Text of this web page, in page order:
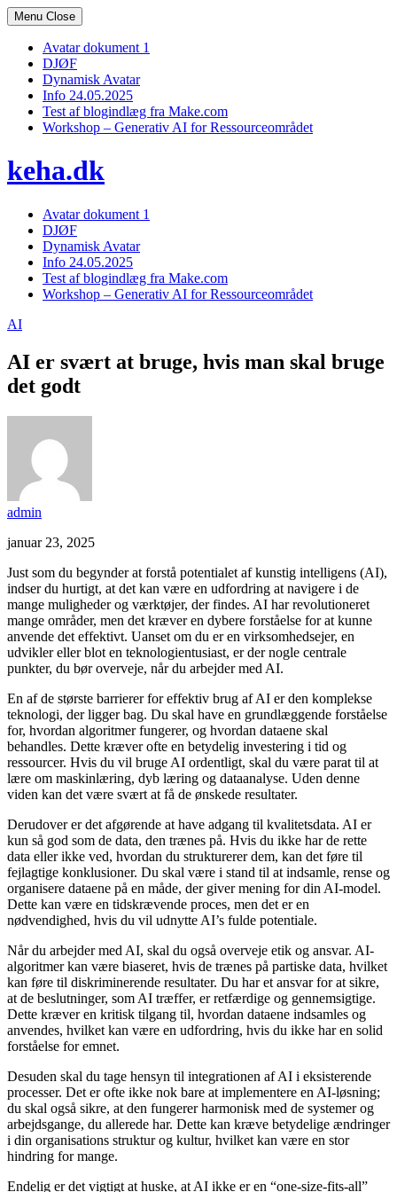
Skip
to
content
Menu Close
Avatar dokument 1
DJØF
Dynamisk Avatar
Info 24.05.2025
Test af blogindlæg fra Make.com
Workshop – Generativ AI for Ressourceområdet
keha.dk
Avatar dokument 1
DJØF
Dynamisk Avatar
Info 24.05.2025
Test af blogindlæg fra Make.com
Workshop – Generativ AI for Ressourceområdet
AI
AI er svært at bruge, hvis man skal bruge
det godt
admin
januar 23, 2025
Just som du begynder at forstå potentialet af kunstig intelligens (AI),
indser du hurtigt, at det kan være en udfordring at navigere i de
mange muligheder og værktøjer, der findes. AI har revolutioneret
mange områder, men det kræver en dybere forståelse for at kunne
anvende det effektivt. Uanset om du er en virksomhedsejer, en
udvikler eller blot en teknologientusiast, er der nogle centrale
punkter, du bør overveje, når du arbejder med AI.
En af de største barrierer for effektiv brug af AI er den komplekse
teknologi, der ligger bag. Du skal have en grundlæggende forståelse
for, hvordan algoritmer fungerer, og hvordan dataene skal
behandles. Dette kræver ofte en betydelig investering i tid og
ressourcer. Hvis du vil bruge AI ordentligt, skal du være parat til at
lære om maskinlæring, dyb læring og dataanalyse. Uden denne
viden kan det være svært at få de ønskede resultater.
Derudover er det afgørende at have adgang til kvalitetsdata. AI er
kun så god som de data, den trænes på. Hvis du ikke har de rette
data eller ikke ved, hvordan du strukturerer dem, kan det føre til
fejlagtige konklusioner. Du skal være i stand til at indsamle, rense og
organisere dataene på en måde, der giver mening for din AI-model.
Dette kan være en tidskrævende proces, men det er en
nødvendighed, hvis du vil udnytte AI’s fulde potentiale.
Når du arbejder med AI, skal du også overveje etik og ansvar. AI-
algoritmer kan være biaseret, hvis de trænes på partiske data, hvilket
kan føre til diskriminerende resultater. Du har et ansvar for at sikre,
at de beslutninger, som AI træffer, er retfærdige og gennemsigtige.
Dette kræver en kritisk tilgang til, hvordan dataene indsamles og
anvendes, hvilket kan være en udfordring, hvis du ikke har en solid
forståelse for emnet.
Desuden skal du tage hensyn til integrationen af AI i eksisterende
processer. Det er ofte ikke nok bare at implementere en AI-løsning;
du skal også sikre, at den fungerer harmonisk med de systemer og
arbejdsgange, du allerede har. Dette kan kræve betydelige ændringer
i din organisations struktur og kultur, hvilket kan være en stor
hindring for mange.
Endelig er det vigtigt at huske, at AI ikke er en “one-size-fits-all”